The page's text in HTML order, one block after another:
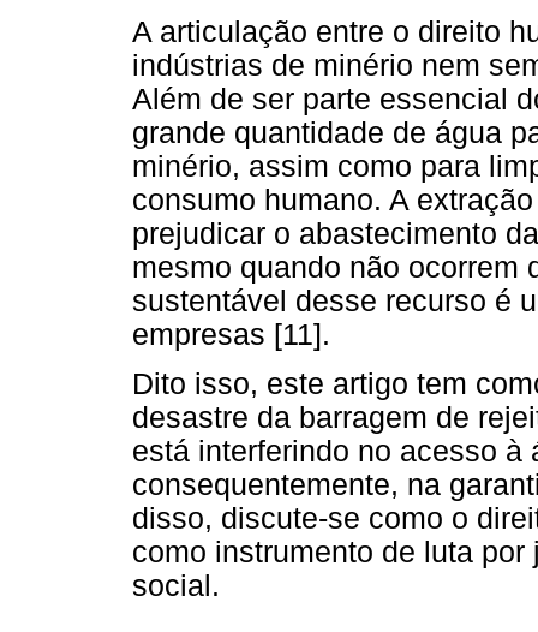
A articulação entre o direito
indústrias de minério nem
Além de ser parte essencial
grande quantidade de água
minério, assim como para
consumo humano. A
prejudicar o abastecimento
mesmo quando não ocorrem
sustentável desse recurso é
empresas [11].
Dito isso, este artigo tem
desastre da barragem de
está interferindo no acesso
consequentemente, na
disso, discute-se como o
como instrumento de luta
social.